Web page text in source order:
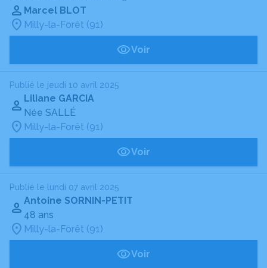
Marcel BLOT
Milly-la-Forêt (91)
Voir
Publié le jeudi 10 avril 2025
Liliane GARCIA
Née SALLÉ
Milly-la-Forêt (91)
Voir
Publié le lundi 07 avril 2025
Antoine SORNIN-PETIT
48 ans
Milly-la-Forêt (91)
Voir